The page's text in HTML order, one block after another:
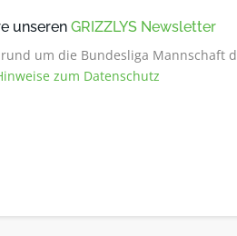
unseren GRIZZLYS Newsletter
um die Bundesliga Mannschaft
zum Datenschutz